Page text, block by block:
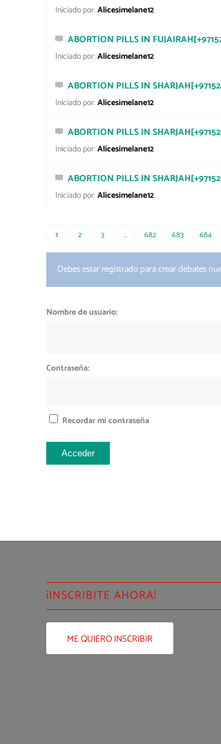
Iniciado por:Alicesimelane12
ABORTION PILLS IN
Iniciado por:Alicesimelane12
ABORTION PILLS IN
Iniciado por:Alicesimelane12
ABORTION PILLS IN
Iniciado por:Alicesimelane12
ABORTION PILLS IN
Iniciado por:Alicesimelane12
1 2 3 … 682 683 684
Debes estar registrado para crear debates
Nombre de usuario:
Contraseña:
Recordar mi contraseña
Acceder
¡INSCRIBITE AHORA!
ME QUIERO INSCRIBIR